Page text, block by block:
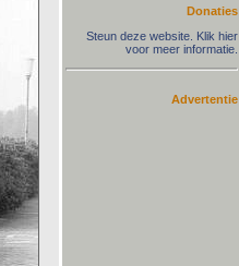
Donaties
Steun deze website. Klik hier
voor meer informatie.
Advertentie